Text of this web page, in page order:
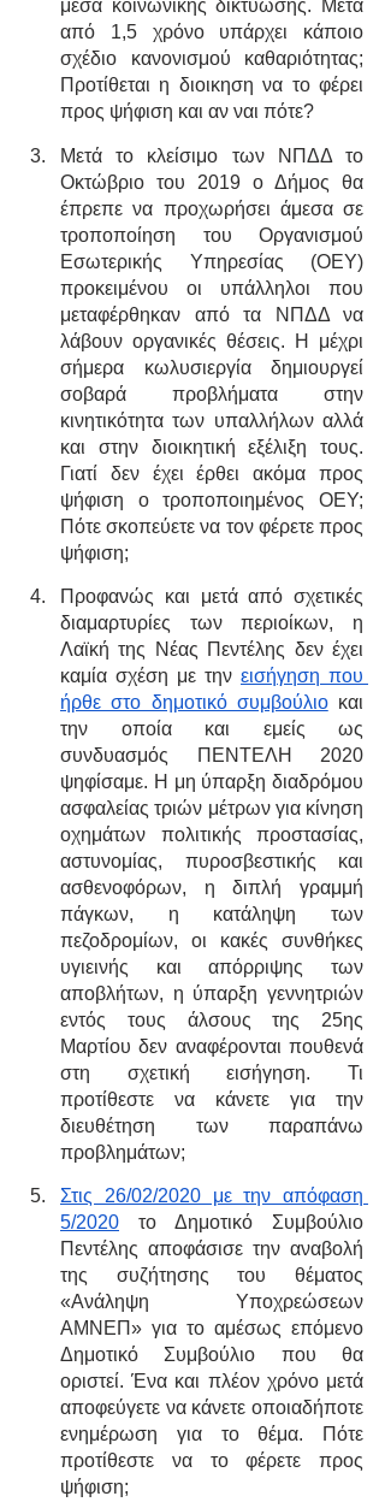
μέσα κοινωνικής δικτύωσης. Μετά
από 1,5 χρόνο υπάρχει κάποιο
σχέδιο κανονισμού καθαριότητας;
Προτίθεται η διοικηση να το φέρει
προς ψήφιση και αν ναι πότε?
Μετά το κλείσιμο των ΝΠΔΔ το
Οκτώβριο του 2019 ο Δήμος θα
έπρεπε να προχωρήσει άμεσα σε
τροποποίηση του Οργανισμού
Εσωτερικής Υπηρεσίας (ΟΕΥ)
προκειμένου οι υπάλληλοι που
μεταφέρθηκαν από τα ΝΠΔΔ να
λάβουν οργανικές θέσεις. Η μέχρι
σήμερα κωλυσιεργία δημιουργεί
σοβαρά προβλήματα στην
κινητικότητα των υπαλλήλων αλλά
και στην διοικητική εξέλιξη τους.
Γιατί δεν έχει έρθει ακόμα προς
ψήφιση ο τροποποιημένος ΟΕΥ;
Πότε σκοπεύετε να τον φέρετε προς
ψήφιση;
Προφανώς και μετά από σχετικές
διαμαρτυρίες των περιοίκων, η
Λαϊκή της Νέας Πεντέλης δεν έχει
καμία σχέση με την εισήγηση που
ήρθε στο δημοτικό συμβούλιο και
την οποία και εμείς ως
συνδυασμός ΠΕΝΤΕΛΗ 2020
ψηφίσαμε. Η μη ύπαρξη διαδρόμου
ασφαλείας τριών μέτρων για κίνηση
οχημάτων πολιτικής προστασίας,
αστυνομίας, πυροσβεστικής και
ασθενοφόρων, η διπλή γραμμή
πάγκων, η κατάληψη των
πεζοδρομίων, οι κακές συνθήκες
υγιεινής και απόρριψης των
αποβλήτων, η ύπαρξη γεννητριών
εντός τους άλσους της 25ης
Μαρτίου δεν αναφέρονται πουθενά
στη σχετική εισήγηση. Τι
προτίθεστε να κάνετε για την
διευθέτηση των παραπάνω
προβλημάτων;
Στις 26/02/2020 με την απόφαση
5/2020 το Δημοτικό Συμβούλιο
Πεντέλης αποφάσισε την αναβολή
της συζήτησης του θέματος
«Ανάληψη Υποχρεώσεων
ΑΜΝΕΠ» για το αμέσως επόμενο
Δημοτικό Συμβούλιο που θα
οριστεί. Ένα και πλέον χρόνο μετά
αποφεύγετε να κάνετε οποιαδήποτε
ενημέρωση για το θέμα. Πότε
προτίθεστε να το φέρετε προς
ψήφιση;